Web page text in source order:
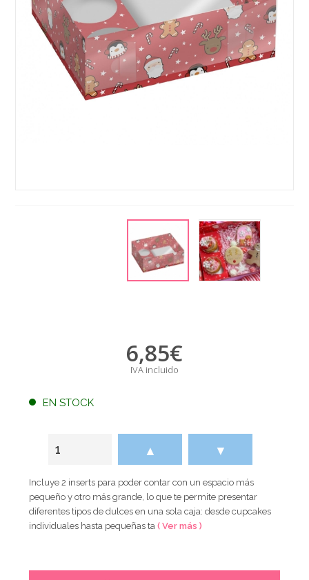
6,85€
IVA incluido
EN STOCK
▲ ▼
Incluye 2 inserts para poder contar con un espacio más
pequeño y otro más grande, lo que te permite presentar
diferentes tipos de dulces en una sola caja: desde cupcakes
individuales hasta pequeñas ta( Ver más )